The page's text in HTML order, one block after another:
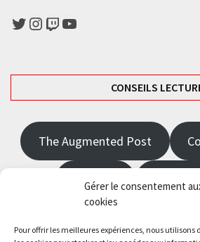
Gérer le consentement
cookies
Pour offrir les meilleures expériences, nous utilisons
Twitter
Instagram
TwitchYouTube
CONSEILS
The Augmented Post
JRPGFR State of